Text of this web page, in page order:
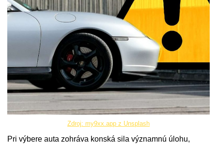
Zdroj: my9xx.app z Unsplash
Pri výbere auta zohráva konská sila významnú úlohu,